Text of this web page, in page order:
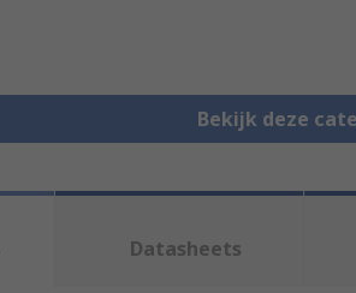
Bekijk deze
Datasheets